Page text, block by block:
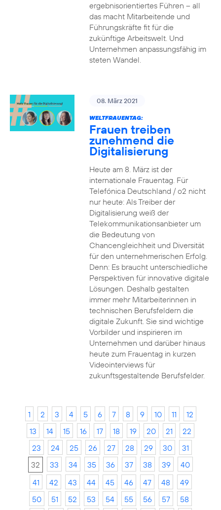
ergebnisorientiertes Führen – all
das macht Mitarbeitende und
Führungskräfte fit für die
zukünftige Arbeitswelt. Und
Unternehmen anpassungsfähig im
steten Wandel.
08. März 2021
WELTFRAUENTAG:
Frauen treiben
zunehmend die
Digitalisierung
Heute am 8. März ist der
internationale Frauentag. Für
Telefónica Deutschland / o2 nicht
nur heute: Als Treiber der
Digitalisierung weiß der
Telekommunikationsanbieter um
die Bedeutung von
Chancengleichheit und Diversität
für den unternehmerischen Erfolg.
Denn: Es braucht unterschiedliche
Perspektiven für innovative digitale
Lösungen. Deshalb gestalten
immer mehr Mitarbeiterinnen in
technischen Berufsfeldern die
digitale Zukunft. Sie sind wichtige
Vorbilder und inspirieren im
Unternehmen und darüber hinaus
heute zum Frauentag in kurzen
Videointerviews für
zukunftsgestaltende Berufsfelder.
1 2 3 4 5 6 7 8 9 10 11
12
13
14 15 16 17 18 19 20 21
22
23
24 25 26 27 28 29 30
31
32
33 34 35 36 37 38 39
40
41
42 43 44 45 46 47 48
49
50
51 52 53 54 55 56 57
58